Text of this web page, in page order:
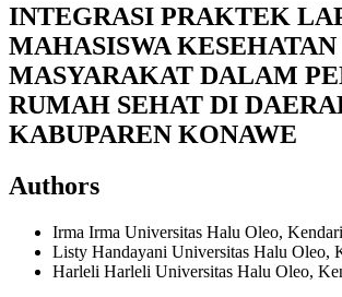
INTEGRASI PRAKTEK
MAHASISWA KESEHATAN
MASYARAKAT DALAM
RUMAH SEHAT DI
KABUPAREN KONAWE
Authors
Irma Irma Universitas Halu Oleo, Kendari
Listy Handayani Universitas Halu Oleo,
Harleli Harleli Universitas Halu Oleo,